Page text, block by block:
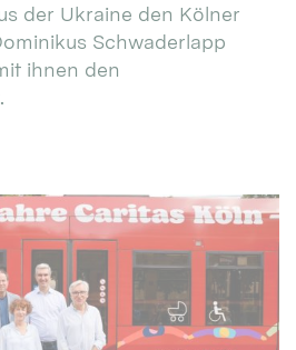
der Ukraine den Kölner
Schwaderlapp
ihnen den